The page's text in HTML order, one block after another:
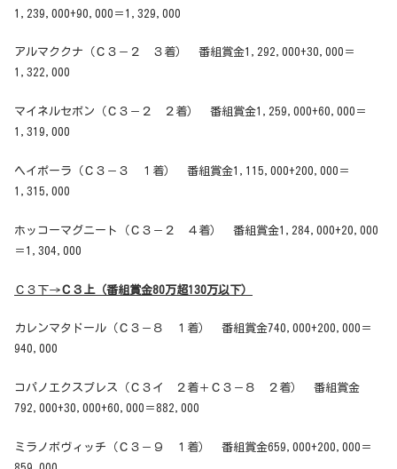
1,239,000+90,000＝1,329,000
アルマククナ（Ｃ３－２ ３着） 番組賞金1,292,000+30,000＝
1,322,000
マイネルセボン（Ｃ３－２ ２着） 番組賞金1,259,000+60,000＝
1,319,000
ヘイポーラ（Ｃ３－３ １着） 番組賞金1,115,000+200,000＝
1,315,000
ホッコーマグニート（Ｃ３－２ ４着） 番組賞金1,284,000+20,000
＝1,304,000
Ｃ３下→Ｃ３上（番組賞金80万超130万以下）
カレンマタドール（Ｃ３－８ １着） 番組賞金740,000+200,000＝
940,000
コパノエクスプレス（Ｃ３イ ２着＋Ｃ３－８ ２着） 番組賞金
792,000+30,000+60,000＝882,000
ミラノボヴィッチ（Ｃ３－９ １着） 番組賞金659,000+200,000＝